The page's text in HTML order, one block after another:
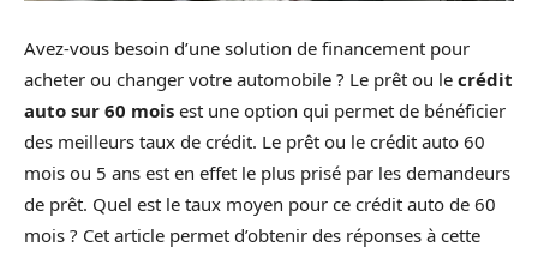
Avez-vous besoin d’une solution de financement pour
acheter ou changer votre automobile ? Le prêt ou le crédit
auto sur 60 mois est une option qui permet de bénéficier
des meilleurs taux de crédit. Le prêt ou le crédit auto 60
mois ou 5 ans est en effet le plus prisé par les demandeurs
de prêt. Quel est le taux moyen pour ce crédit auto de 60
mois ? Cet article permet d’obtenir des réponses à cette